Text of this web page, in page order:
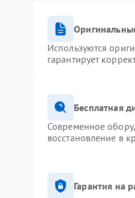
Используются
гарантирует
Бесплатная
Современное
восстановление в
Гарантия на